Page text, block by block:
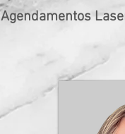
Agendamentos